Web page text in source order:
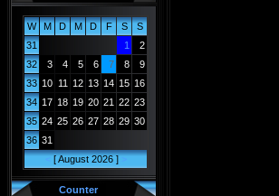
W M D M D F S
S
31
1
2
32
3 4 5 6 7 8
9
33 10 11 12 13 14 15 16
34 17 18 19 20 21 22 23
35 24 25 26 27 28 29 30
36 31
<[ August 2026 ] >
Counter